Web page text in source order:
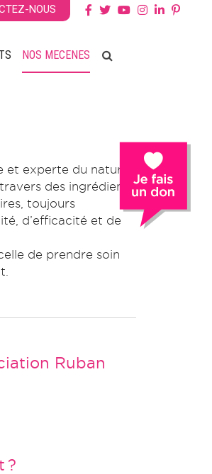
NOUS
NOS MECENES
experte du naturel.
des ingrédients
toujours
d’efficacité et de
de prendre soin
Ruban
?